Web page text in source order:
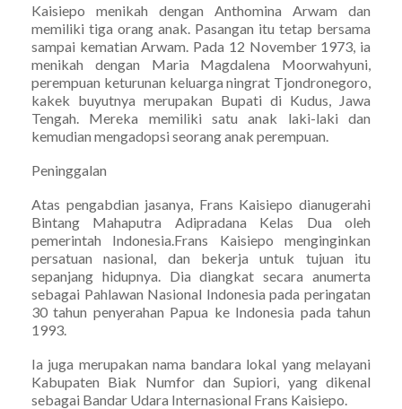
Kaisiepo menikah dengan Anthomina Arwam dan
memiliki tiga orang anak. Pasangan itu tetap bersama
sampai kematian Arwam. Pada 12 November 1973, ia
menikah dengan Maria Magdalena Moorwahyuni,
perempuan keturunan keluarga ningrat Tjondronegoro,
kakek buyutnya merupakan Bupati di Kudus, Jawa
Tengah. Mereka memiliki satu anak laki-laki dan
kemudian mengadopsi seorang anak perempuan.
Peninggalan
Atas pengabdian jasanya, Frans Kaisiepo dianugerahi
Bintang Mahaputra Adipradana Kelas Dua oleh
pemerintah Indonesia.Frans Kaisiepo menginginkan
persatuan nasional, dan bekerja untuk tujuan itu
sepanjang hidupnya. Dia diangkat secara anumerta
sebagai Pahlawan Nasional Indonesia pada peringatan
30 tahun penyerahan Papua ke Indonesia pada tahun
1993.
Ia juga merupakan nama bandara lokal yang melayani
Kabupaten Biak Numfor dan Supiori, yang dikenal
sebagai Bandar Udara Internasional Frans Kaisiepo.